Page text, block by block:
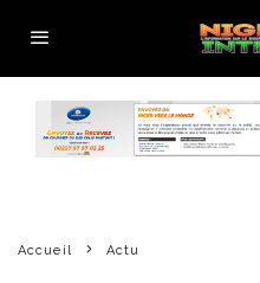
Accueil Actu